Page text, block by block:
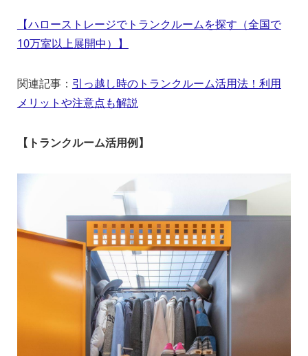
【ハローストレージでトランクルームを探す（全国で
10万室以上展開中）】
関連記事： 引っ越し時のトランクルーム活用法！利用
メリットや注意点も解説
【トランクルーム活用例】